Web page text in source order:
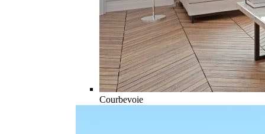
Courbevoie